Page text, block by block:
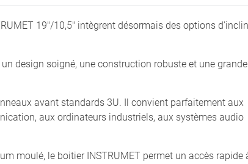
19"/10,5" intègrent désormais des options
design soigné, une construction robuste et une grande
avant standards 3U. Il convient parfaitement aux
aux ordinateurs industriels, aux systèmes audio
moulé, le boitier INSTRUMET permet un accès rapide